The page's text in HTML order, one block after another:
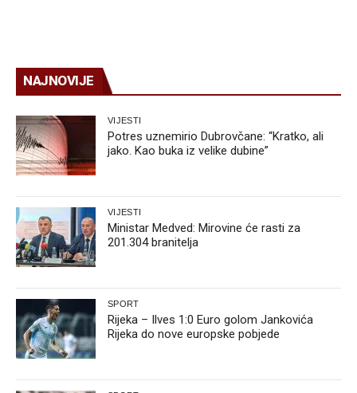
NAJNOVIJE
VIJESTI
Potres uznemirio Dubrovčane: “Kratko, ali
jako. Kao buka iz velike dubine”
VIJESTI
Ministar Medved: Mirovine će rasti za
201.304 branitelja
SPORT
Rijeka – Ilves 1:0 Euro golom Jankovića
Rijeka do nove europske pobjede